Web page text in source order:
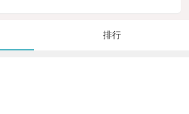
排行